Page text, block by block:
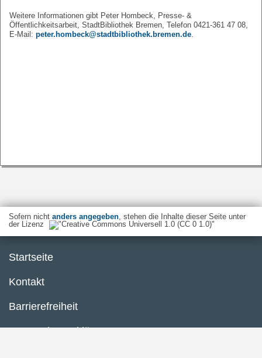
Weitere Informationen gibt Peter Hombeck, Presse- &
Öffentlichkeitsarbeit, StadtBibliothek Bremen, Telefon 0421-361 47 08,
E-Mail: peter.hombeck@stadtbibliothek.bremen.de.
Sofern nicht anders angegeben, stehen die Inhalte dieser Seite unter
der Lizenz
Startseite
Kontakt
Barrierefreiheit
Datenschutzerklärung